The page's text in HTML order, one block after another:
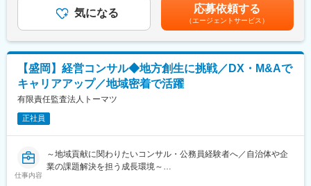
後発キャリアならではの柔軟で風通しの良い文化があり、改善提
案や企画が運営に反映されやすい環境です。
■キャリアパス：
現場からキャリアをスタートし、単店舗だけでなく複数店舗を統
括するスーパーバイザー（RSV）や、担当エリアの方針策定を行
うマネージャー等、より広いマネジメントにも挑戦できます。ま
た、東京本社での人事・業務統括など、店舗運営を支える役割へ
■組織構成：
1店舗あたり店長1名、スタッフ5～15名で運営。チームワークを
・新規契約・機種変更の受付および提案
・料金プラン、楽天ポイント活用、楽天カード、各種サービスの
案内
・スマホの初期設定・データ移行サポート
・問い合わせ対応
◇店舗運営
・店舗での電話応対
・在庫管理、売り場づくり、POP作成
■教育体制：
気になる 応募依頼する
（エージェントサービス）
【盛岡】経営コンサル◆地方創生に挑戦／DX・M&Aで
キャリアアップ／地域密着で活躍
有限責任監査法人トーマツ
正社員
仕事内容
～地域貢献に関わりたいコンサル・公務員経験者へ／自治体や企
業の課題解決を担う成長環境～